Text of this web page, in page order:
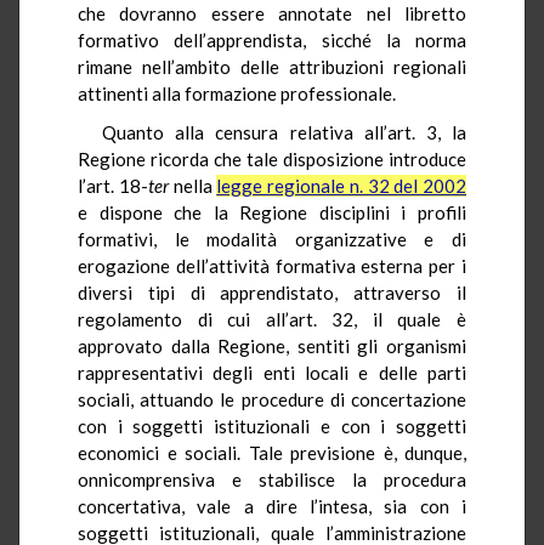
che dovranno essere annotate nel libretto
formativo dell’apprendista, sicché la norma
rimane nell’ambito delle attribuzioni regionali
attinenti alla formazione professionale.
Quanto alla censura relativa all’art. 3, la
Regione ricorda che tale disposizione introduce
l’art. 18-ternella legge regionale n. 32 del 2002
e dispone che la Regione disciplini i profili
formativi, le modalità organizzative e di
erogazione dell’attività formativa esterna per i
diversi tipi di apprendistato, attraverso il
regolamento di cui all’art. 32, il quale è
approvato dalla Regione, sentiti gli organismi
rappresentativi degli enti locali e delle parti
sociali, attuando le procedure di concertazione
con i soggetti istituzionali e con i soggetti
economici e sociali. Tale previsione è, dunque,
onnicomprensiva e stabilisce la procedura
concertativa, vale a dire l’intesa, sia con i
soggetti istituzionali, quale l’amministrazione